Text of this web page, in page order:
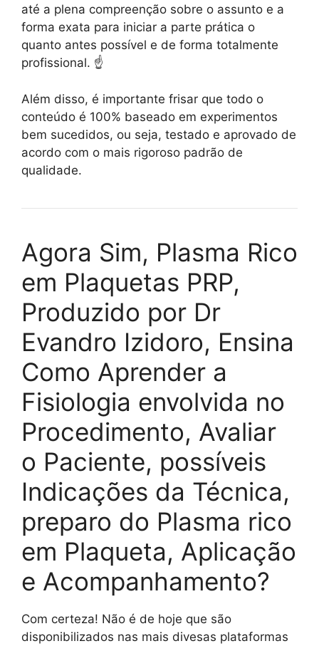
até a plena compreenção sobre o assunto e a
forma exata para iniciar a parte prática o
quanto antes possível e de forma totalmente
profissional. ☝️
Além disso, é importante frisar que todo o
conteúdo é 100% baseado em experimentos
bem sucedidos, ou seja, testado e aprovado de
acordo com o mais rigoroso padrão de
qualidade.
Agora Sim, Plasma Rico
em Plaquetas PRP,
Produzido por Dr
Evandro Izidoro, Ensina
Como Aprender a
Fisiologia envolvida no
Procedimento, Avaliar
o Paciente, possíveis
Indicações da Técnica,
preparo do Plasma rico
em Plaqueta, Aplicação
e Acompanhamento?
Com certeza! Não é de hoje que são
disponibilizados nas mais divesas plataformas